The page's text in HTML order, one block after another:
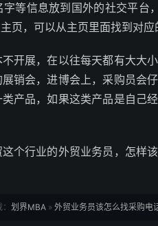
等信息放到国外的社交平台
页，可以从主页里面找到对应
开展，在以往每天都有大大
销会，进博会上，采购员会
产品，如果这类产品是自己
个行业的外贸业务员，怎样
划界MBA» 外贸业务员该怎么找采购电